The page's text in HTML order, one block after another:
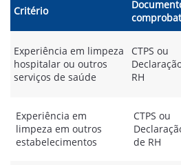
Critério
Experiência em limpeza
hospitalar ou outros
serviços de saúde
CTPS ou
RH
Experiência em
limpeza em outros
estabelecimentos
CTPS ou
de RH